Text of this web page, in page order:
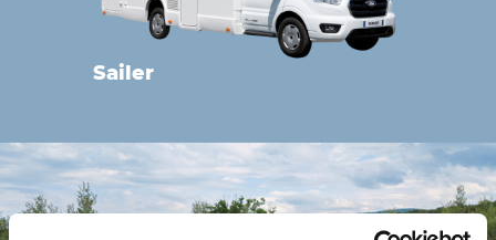
Sailer